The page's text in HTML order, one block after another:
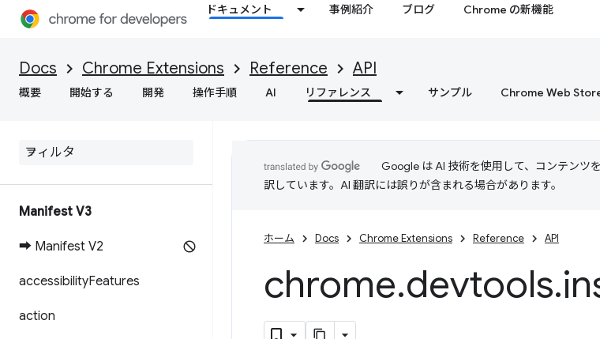
ドキュメント 事例紹介 ブログ Chrome の新機能
Docs Chrome Extensions Reference API
概要 開始する 開発 操作手順 AI リファレンス サンプル Chrome Web
Manifest V3
➡ Manifest V2
accessibilityFeatures
action
Google は AI 技術を使用して、コンテンツ
訳しています。AI 翻訳には誤りが含まれる場合があります。
ホーム Docs Chrome Extensions Reference API
chrome.devtools.